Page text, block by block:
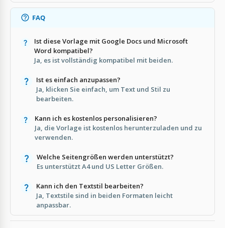
FAQ
Ist diese Vorlage mit Google Docs und Microsoft
Word kompatibel?
Ja, es ist vollständig kompatibel mit beiden.
Ist es einfach anzupassen?
Ja, klicken Sie einfach, um Text und Stil zu
bearbeiten.
Kann ich es kostenlos personalisieren?
Ja, die Vorlage ist kostenlos herunterzuladen und zu
verwenden.
Welche Seitengrößen werden unterstützt?
Es unterstützt A4 und US Letter Größen.
Kann ich den Textstil bearbeiten?
Ja, Textstile sind in beiden Formaten leicht
anpassbar.